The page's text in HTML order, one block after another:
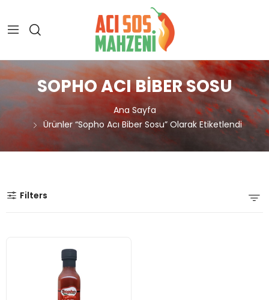
SOPHO ACI BIBER SOSU
Ana Sayfa
Ürünler “sopho Acı Biber Sosu” Olarak Etiketlendi
Filters